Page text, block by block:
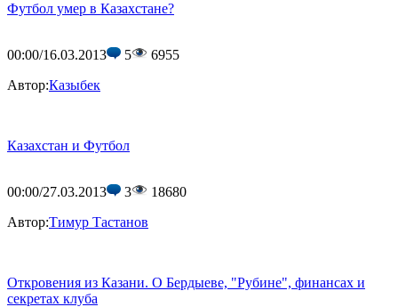
Футбол умер в Казахстане?
00:00/16.03.2013 5
6955
Автор:Казыбек
Казахстан и Футбол
00:00/27.03.2013 3
18680
Автор:Тимур Тастанов
Откровения из Казани. О Бердыеве, "Рубине", финансах и
секретах клуба